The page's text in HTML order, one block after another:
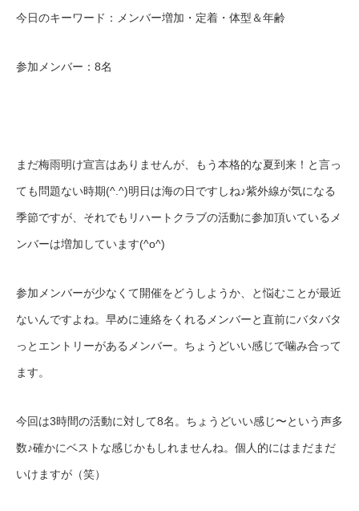
今日のキーワード：メンバー増加・定着・体型＆年齢
参加メンバー：8名
まだ梅雨明け宣言はありませんが、もう本格的な夏到来！と言っ
ても問題ない時期(^.^)明日は海の日ですしね♪紫外線が気になる
季節ですが、それでもリハートクラブの活動に参加頂いているメ
ンバーは増加しています(^o^)
参加メンバーが少なくて開催をどうしようか、と悩むことが最近
ないんですよね。早めに連絡をくれるメンバーと直前にバタバタ
っとエントリーがあるメンバー。ちょうどいい感じで噛み合って
ます。
今回は3時間の活動に対して8名。ちょうどいい感じ〜という声多
数♪確かにベストな感じかもしれませんね。個人的にはまだまだ
いけますが（笑）